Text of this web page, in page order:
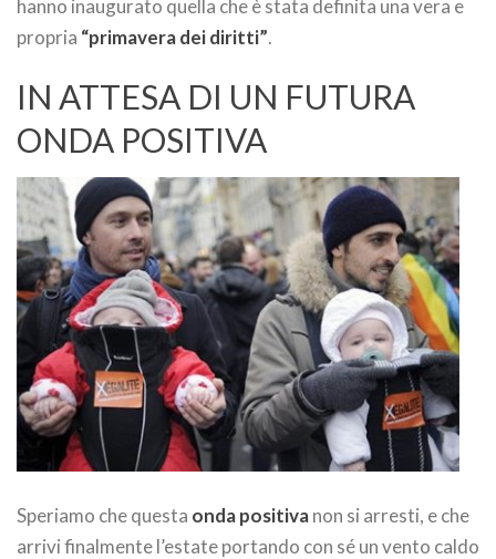
hanno inaugurato quella che è stata definita una vera e
propria “primavera dei diritti”.
IN ATTESA DI UN FUTURA
ONDA POSITIVA
Speriamo che questa onda positivanon si arresti, e che
arrivi finalmente l’estate portando con sé un vento caldo